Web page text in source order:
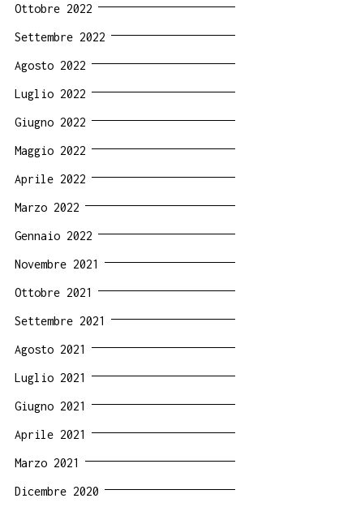
Ottobre 2022
Settembre 2022
Agosto 2022
Luglio 2022
Giugno 2022
Maggio 2022
Aprile 2022
Marzo 2022
Gennaio 2022
Novembre 2021
Ottobre 2021
Settembre 2021
Agosto 2021
Luglio 2021
Giugno 2021
Aprile 2021
Marzo 2021
Dicembre 2020